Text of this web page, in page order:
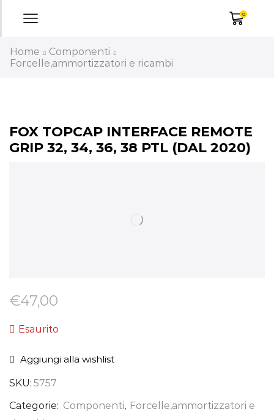
0
Home
Componenti
Forcelle,ammortizzatori e ricambi
FOX TOPCAP INTERFACE REMOTE
GRIP 32, 34, 36, 38 PTL (DAL 2020)
€47,00
Esaurito
Aggiungi alla wishlist
SKU: 5757
Categorie: Componenti, Forcelle,ammortizzatori e